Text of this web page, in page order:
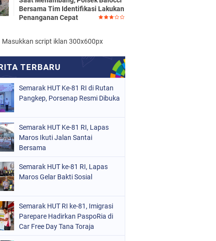
Bersama Tim Identifikasi Lakukan
Penanganan Cepat
Masukkan script iklan 300x600px
Semarak HUT Ke-81 RI di Rutan
Pangkep, Porsenap Resmi Dibuka
Semarak HUT Ke-81 RI, Lapas
Maros Ikuti Jalan Santai
Bersama
Semarak HUT ke-81 RI, Lapas
Maros Gelar Bakti Sosial
Semarak HUT RI ke-81, Imigrasi
Parepare Hadirkan PaspoRia di
Car Free Day Tana Toraja